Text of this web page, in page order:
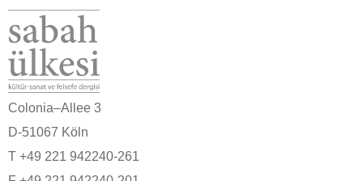
Colonia–Allee 3
D-51067 Köln
T +49 221 942240-261